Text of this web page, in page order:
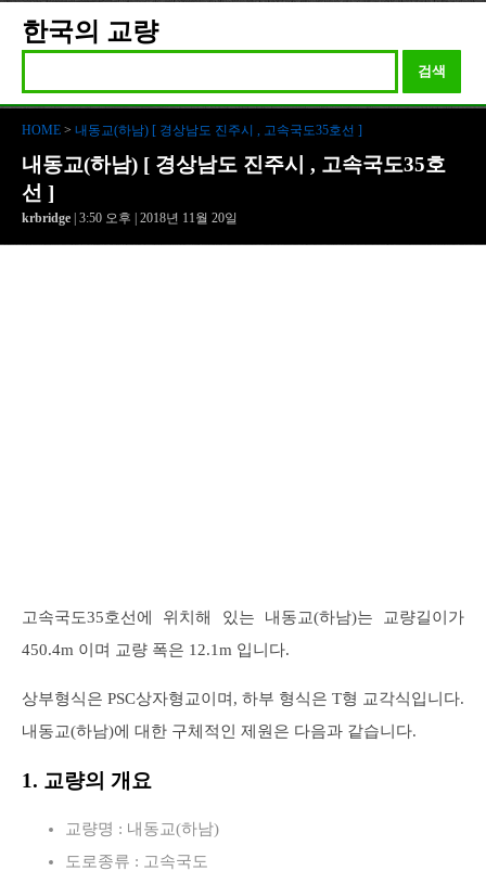
한국의 교량
검색
HOME > 내동교(하남) [ 경상남도 진주시 , 고속국도35호선 ]
내동교(하남) [ 경상남도 진주시 , 고속국도35호
선 ]
krbridge | 3:50 오후 | 2018년 11월 20일
고속국도35호선에 위치해 있는 내동교(하남)는 교량길이가
450.4m 이며 교량 폭은 12.1m 입니다.
상부형식은 PSC상자형교이며, 하부 형식은 T형 교각식입니다.
내동교(하남)에 대한 구체적인 제원은 다음과 같습니다.
1. 교량의 개요
교량명 : 내동교(하남)
도로종류 : 고속국도